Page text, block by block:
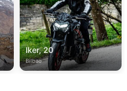
Iker, 20
Bilbao